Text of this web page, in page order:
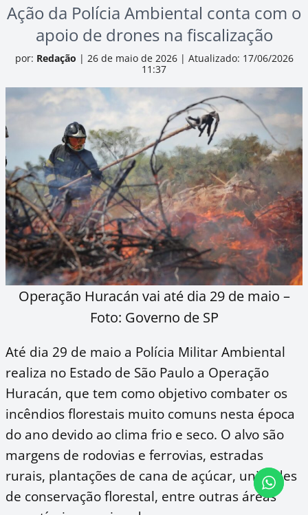
Ação da Polícia Ambiental conta com o
apoio de drones na fiscalização
por: Redação | 26 de maio de 2026 | Atualizado: 17/06/2026
11:37
Operação Huracán vai até dia 29 de maio –
Foto: Governo de SP
Até dia 29 de maio a Polícia Militar Ambiental
realiza no Estado de São Paulo a Operação
Huracán, que tem como objetivo combater os
incêndios florestais muito comuns nesta época
do ano devido ao clima frio e seco. O alvo são
margens de rodovias e ferrovias, estradas
rurais, plantações de cana de açúcar, unidades
de conservação florestal, entre outras áreas